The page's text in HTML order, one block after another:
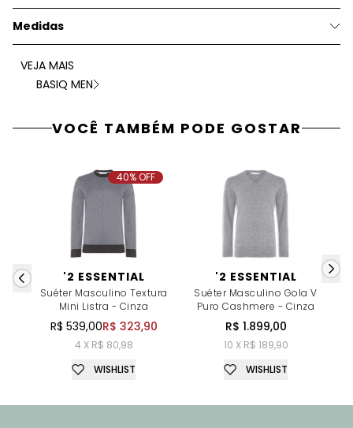
Medidas
VEJA MAIS
BASIQ MEN
VOCÊ TAMBÉM PODE GOSTAR
'2 ESSENTIAL
Suéter Masculino Textura
Mini Listra - Cinza
R$ 539,00R$ 323,90
4 X R$ 80,98
40% OFF
WISHLIST
'2 ESSENTIAL
Suéter Masculino Gola V
Puro Cashmere - Cinza
R$ 1.899,00
10 X R$ 189,90
WISHLIST